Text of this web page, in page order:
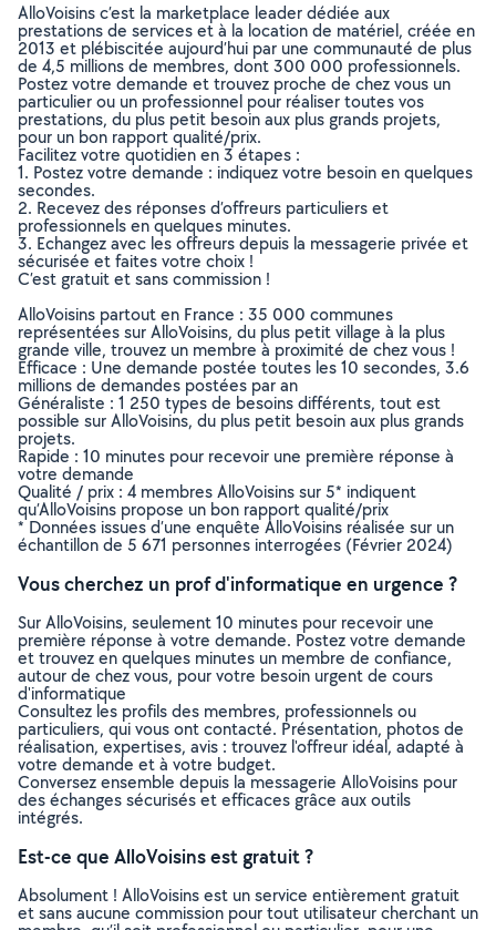
AlloVoisins c’est la marketplace leader dédiée aux
prestations de services et à la location de matériel, créée en
2013 et plébiscitée aujourd’hui par une communauté de plus
de 4,5 millions de membres, dont 300 000 professionnels.
Postez votre demande et trouvez proche de chez vous un
particulier ou un professionnel pour réaliser toutes vos
prestations, du plus petit besoin aux plus grands projets,
pour un bon rapport qualité/prix.
Facilitez votre quotidien en 3 étapes :
1. Postez votre demande : indiquez votre besoin en quelques
secondes.
2. Recevez des réponses d’offreurs particuliers et
professionnels en quelques minutes.
3. Echangez avec les offreurs depuis la messagerie privée et
sécurisée et faites votre choix !
C’est gratuit et sans commission !
AlloVoisins partout en France : 35 000 communes
représentées sur AlloVoisins, du plus petit village à la plus
grande ville, trouvez un membre à proximité de chez vous !
Efficace : Une demande postée toutes les 10 secondes, 3.6
millions de demandes postées par an
Généraliste : 1 250 types de besoins différents, tout est
possible sur AlloVoisins, du plus petit besoin aux plus grands
projets.
Rapide : 10 minutes pour recevoir une première réponse à
votre demande
Qualité / prix : 4 membres AlloVoisins sur 5* indiquent
qu’AlloVoisins propose un bon rapport qualité/prix
* Données issues d’une enquête AlloVoisins réalisée sur un
échantillon de 5 671 personnes interrogées (Février 2024)
Vous cherchez un prof d'informatique en urgence ?
Sur AlloVoisins, seulement 10 minutes pour recevoir une
première réponse à votre demande. Postez votre demande
et trouvez en quelques minutes un membre de confiance,
autour de chez vous, pour votre besoin urgent de cours
d'informatique
Consultez les profils des membres, professionnels ou
particuliers, qui vous ont contacté. Présentation, photos de
réalisation, expertises, avis : trouvez l'offreur idéal, adapté à
votre demande et à votre budget.
Conversez ensemble depuis la messagerie AlloVoisins pour
des échanges sécurisés et efficaces grâce aux outils
intégrés.
Est-ce que AlloVoisins est gratuit ?
Absolument ! AlloVoisins est un service entièrement gratuit
et sans aucune commission pour tout utilisateur cherchant un